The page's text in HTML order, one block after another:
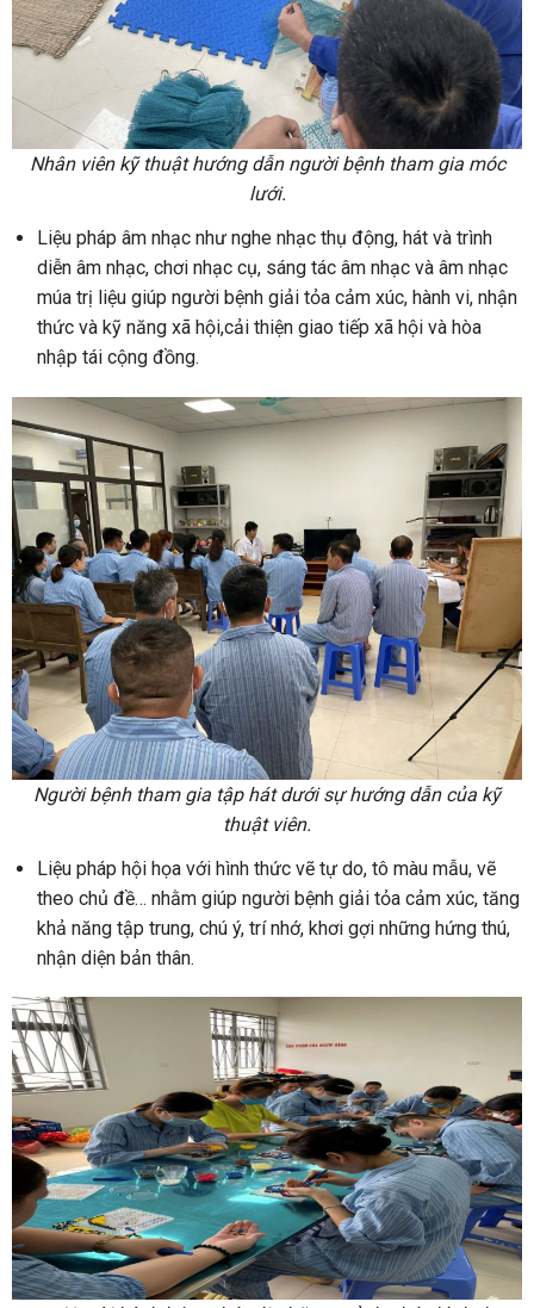
Nhân viên kỹ thuật hướng dẫn người bệnh tham gia móc
lưới.
Liệu pháp âm nhạc như nghe nhạc thụ động, hát và trình
diễn âm nhạc, chơi nhạc cụ, sáng tác âm nhạc và âm nhạc
múa trị liệu giúp người bệnh giải tỏa cảm xúc, hành vi, nhận
thức và kỹ năng xã hội,cải thiện giao tiếp xã hội và hòa
nhập tái cộng đồng.
Người bệnh tham gia tập hát dưới sự hướng dẫn của kỹ
thuật viên.
Liệu pháp hội họa với hình thức vẽ tự do, tô màu mẫu, vẽ
theo chủ đề… nhằm giúp người bệnh giải tỏa cảm xúc, tăng
khả năng tập trung, chú ý, trí nhớ, khơi gợi những hứng thú,
nhận diện bản thân.